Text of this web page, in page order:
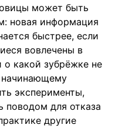
может быть
новая информация
быстрее, если
вовлечены в
о какой зубрёжке не
начинающему
эксперименты,
поводом для отказа
другие